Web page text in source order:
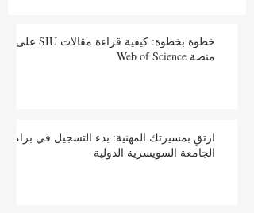
خطوة بخطوة: كيفية قراءة مقالات SIU على
منصة Web of Science
ارتقِ بمسيرتك المهنية: بدء التسجيل في برامج
الجامعة السويسرية الدولية